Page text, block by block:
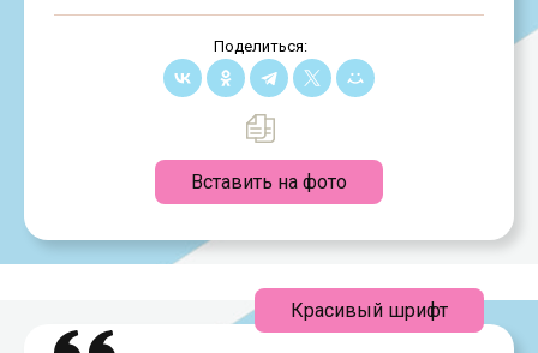
Поделиться:
Вставить на фото
Красивый шрифт